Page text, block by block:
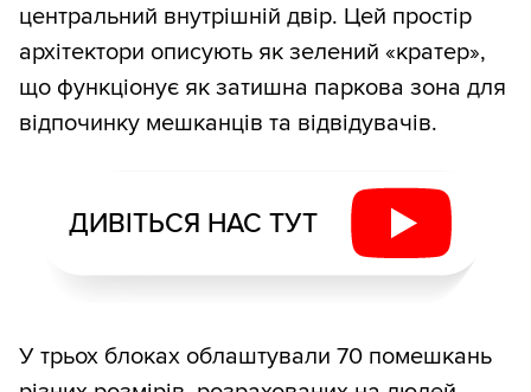
центральний внутрішній двір. Цей простір
архітектори описують як зелений «кратер»,
що функціонує як затишна паркова зона для
відпочинку мешканців та відвідувачів.
ДИВІТЬСЯ НАС ТУТ
У трьох блоках облаштували 70 помешкань